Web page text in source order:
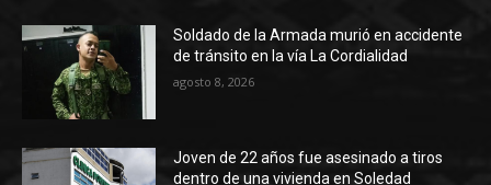
Soldado de la Armada murió en accidente
de tránsito en la vía La Cordialidad
agosto 8, 2026
Joven de 22 años fue asesinado a tiros
dentro de una vivienda en Soledad